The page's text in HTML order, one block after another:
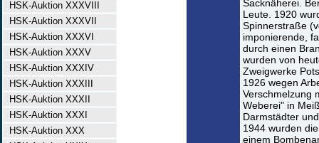
HSK-Auktion XXXVIII
HSK-Auktion XXXVII
HSK-Auktion XXXVI
HSK-Auktion XXXV
HSK-Auktion XXXIV
HSK-Auktion XXXIII
HSK-Auktion XXXII
HSK-Auktion XXXI
HSK-Auktion XXX
Sacknäherei.
Leute. 1920
Spinnerstraße
imponierende,
durch einen
wurden von
Zweigwerke
1926 wegen
Verschmelzung
Weberei" in
Darmstädter
1944 wurden
einem